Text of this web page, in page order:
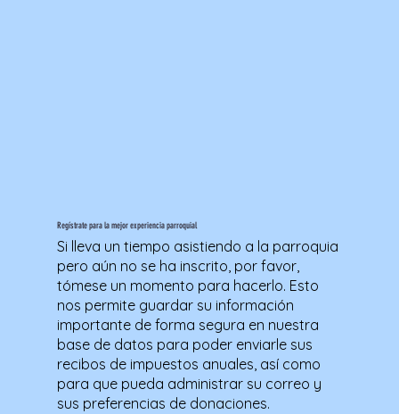
Regístrate para la mejor experiencia parroquial
Si lleva un tiempo asistiendo a la parroquia
pero aún no se ha inscrito, por favor,
tómese un momento para hacerlo. Esto
nos permite guardar su información
importante de forma segura en nuestra
base de datos para poder enviarle sus
recibos de impuestos anuales, así como
para que pueda administrar su correo y
sus preferencias de donaciones.